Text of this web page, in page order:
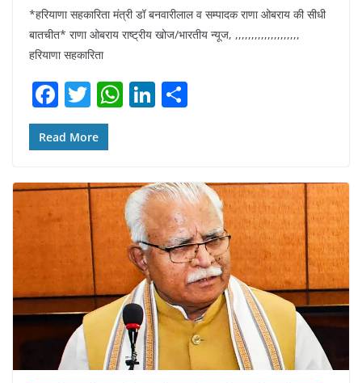
*हरियाणा सहकारिता मंत्री डॉ बनवारीलाल व सम्पादक राणा ओबराय की सीधी
बातचीत* राणा ओबराय राष्ट्रीय खोज/भारतीय न्यूज, ,,,,,,,,,,,,,,,,,,,,
हरियाणा सहकारिता
F
a
c
b
o
k
T
w
itt
W
A
p
p
Li
dI
n
Read More